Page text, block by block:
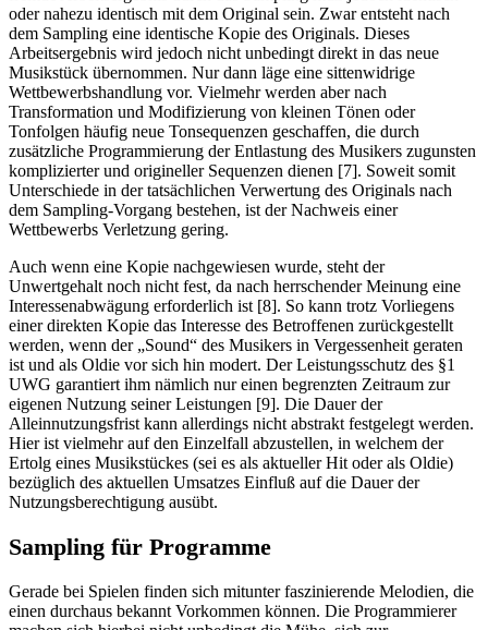
oder nahezu identisch mit dem Original sein. Zwar entsteht nach
dem Sampling eine identische Kopie des Originals. Dieses
Arbeitsergebnis wird jedoch nicht unbedingt direkt in das neue
Musikstück übernommen. Nur dann läge eine sittenwidrige
Wettbewerbshandlung vor. Vielmehr werden aber nach
Transformation und Modifizierung von kleinen Tönen oder
Tonfolgen häufig neue Tonsequenzen geschaffen, die durch
zusätzliche Programmierung der Entlastung des Musikers zugunsten
komplizierter und origineller Sequenzen dienen [7]. Soweit somit
Unterschiede in der tatsächlichen Verwertung des Originals nach
dem Sampling-Vorgang bestehen, ist der Nachweis einer
Wettbewerbs Verletzung gering.
Auch wenn eine Kopie nachgewiesen wurde, steht der
Unwertgehalt noch nicht fest, da nach herrschender Meinung eine
Interessenabwägung erforderlich ist [8]. So kann trotz Vorliegens
einer direkten Kopie das Interesse des Betroffenen zurückgestellt
werden, wenn der „Sound“ des Musikers in Vergessenheit geraten
ist und als Oldie vor sich hin modert. Der Leistungsschutz des §1
UWG garantiert ihm nämlich nur einen begrenzten Zeitraum zur
eigenen Nutzung seiner Leistungen [9]. Die Dauer der
Alleinnutzungsfrist kann allerdings nicht abstrakt festgelegt werden.
Hier ist vielmehr auf den Einzelfall abzustellen, in welchem der
Ertolg eines Musikstückes (sei es als aktueller Hit oder als Oldie)
bezüglich des aktuellen Umsatzes Einfluß auf die Dauer der
Nutzungsberechtigung ausübt.
Sampling für Programme
Gerade bei Spielen finden sich mitunter faszinierende Melodien, die
einen durchaus bekannt Vorkommen können. Die Programmierer